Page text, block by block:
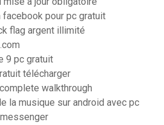
pour pc gratuit
flag argent illimité
9 pc gratuit
télécharger
walkthrough
la musique sur android avec pc